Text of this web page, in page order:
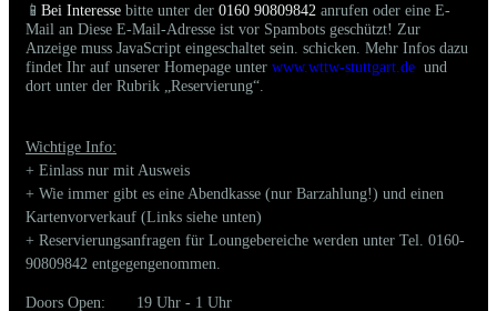
📱 Bei Interesse bitte unter der 0160 90809842 anrufen oder eine E-
Mail an Diese E-Mail-Adresse ist vor Spambots geschützt! Zur
Anzeige muss JavaScript eingeschaltet sein. schicken. Mehr Infos dazu
findet Ihr auf unserer Homepage unter www.wttw-stuttgart.de und
dort unter der Rubrik „Reservierung“.
Wichtige Info:
+ Einlass nur mit Ausweis
+ Wie immer gibt es eine Abendkasse (nur Barzahlung!) und einen
Kartenvorverkauf (Links siehe unten)
+ Reservierungsanfragen für Loungebereiche werden unter Tel. 0160-
90809842 entgegengenommen.
Doors Open: 19 Uhr - 1 Uhr